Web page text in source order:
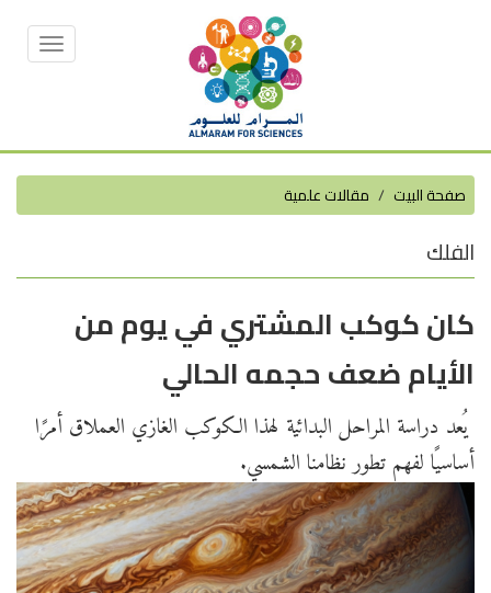
Toggle
صفحة البيت مقالات علمية
الفلك
كان كوكب المشتري في يوم من
الأيام ضعف حجمه الحالي
يُعد دراسة المراحل البدائية لهذا الكوكب الغازي العملاق أمرًا
أساسيًا لفهم تطور نظامنا الشمسي.